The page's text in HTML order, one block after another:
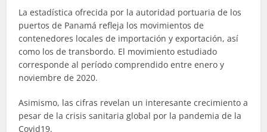
La estadística ofrecida por la autoridad portuaria de los
puertos de Panamá refleja los movimientos de
contenedores locales de importación y exportación, así
como los de transbordo. El movimiento estudiado
corresponde al período comprendido entre enero y
noviembre de 2020.
Asimismo, las cifras revelan un interesante crecimiento a
pesar de la crisis sanitaria global por la pandemia de la
Covid19.